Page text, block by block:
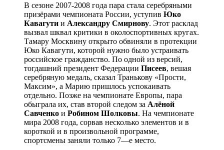
В сезоне 2007-2008 года пара стала серебряными
призёрами чемпионата России, уступив Юко
Кавагути и Александру Смирнову. Этот расклад
вызвал шквал критики в околоспортивных кругах.
Тамару Москвину открыто обвиняли в протекции
Юко Кавагути, которой нужно было устраивать
российское гражданство. По одной из версий,
тогдашний президент Федерации Писеев, вешая
серебряную медаль, сказал Транькову «Прости,
Максим», а Марию пришлось успокаивать
отдельно. Позже на чемпионате Европы, пара
обыграла их, став второй следом за Алёной
Савченко и Робином Шолковы. На чемпионате
мира 2008 года, сорвав несколько элементов и в
короткой и в произвольной программе,
спортсмены заняли только 7—е место.